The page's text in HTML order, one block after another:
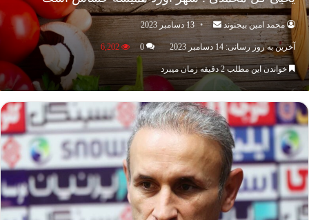
محمد امین بیجنوند
ارسال
ایمیل
13 دسامبر 2023
آخرین به روز رسانی: 14 دسامبر 2023 0
6,202
خواندن این مطلب 2 دقیقه زمان میبرد